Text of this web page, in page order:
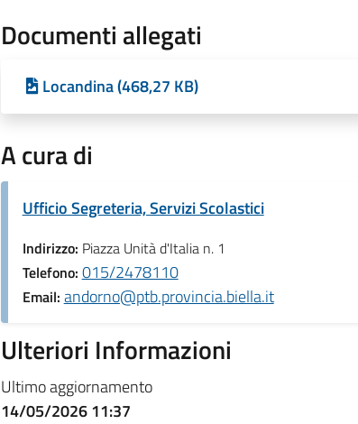
Documenti allegati
Locandina (468,27 KB)
A cura di
Ufficio Segreteria, Servizi Scolastici
Indirizzo: Piazza Unità d'Italia n. 1
Telefono: 015/2478110
Email: andorno@ptb.provincia.biella.it
Ulteriori Informazioni
Ultimo aggiornamento
14/05/2026 11:37